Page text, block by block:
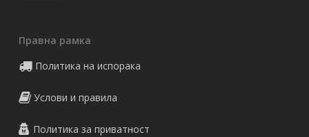
Правна рамка
Политика на испорака
Услови и правила
Политика за приватност